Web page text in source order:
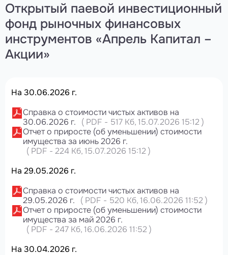
Открытый паевой инвестиционный
фонд рыночных финансовых
инструментов «Апрель Капитал –
Акции»
На 30.06.2026 г.
Справка о стоимости чистых активов на
30.06.2026 г.
( PDF - 517 Кб, 15.07.2026 15:12 )
Отчет о приросте (об уменьшении) стоимости
имущества за июнь 2026 г.
( PDF - 224 Кб, 15.07.2026 15:12 )
На 29.05.2026 г.
Справка о стоимости чистых активов на
29.05.2026 г.
( PDF - 520 Кб, 16.06.2026 11:52 )
Отчет о приросте (об уменьшении) стоимости
имущества за май 2026 г.
( PDF - 247 Кб, 16.06.2026 11:52 )
На 30.04.2026 г.